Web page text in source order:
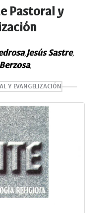
Pastoral y
,Jesús Sastre,
,
Y EVANGELIZACIÓN